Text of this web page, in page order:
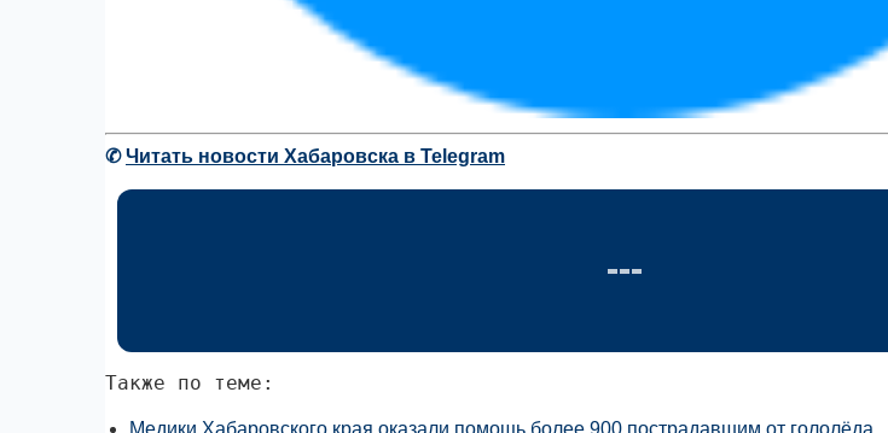
✆Читать новости Хабаровска в Telegram
Также по теме:
Медики Хабаровского края оказали помощь более 900 пострадавшим от гололёда